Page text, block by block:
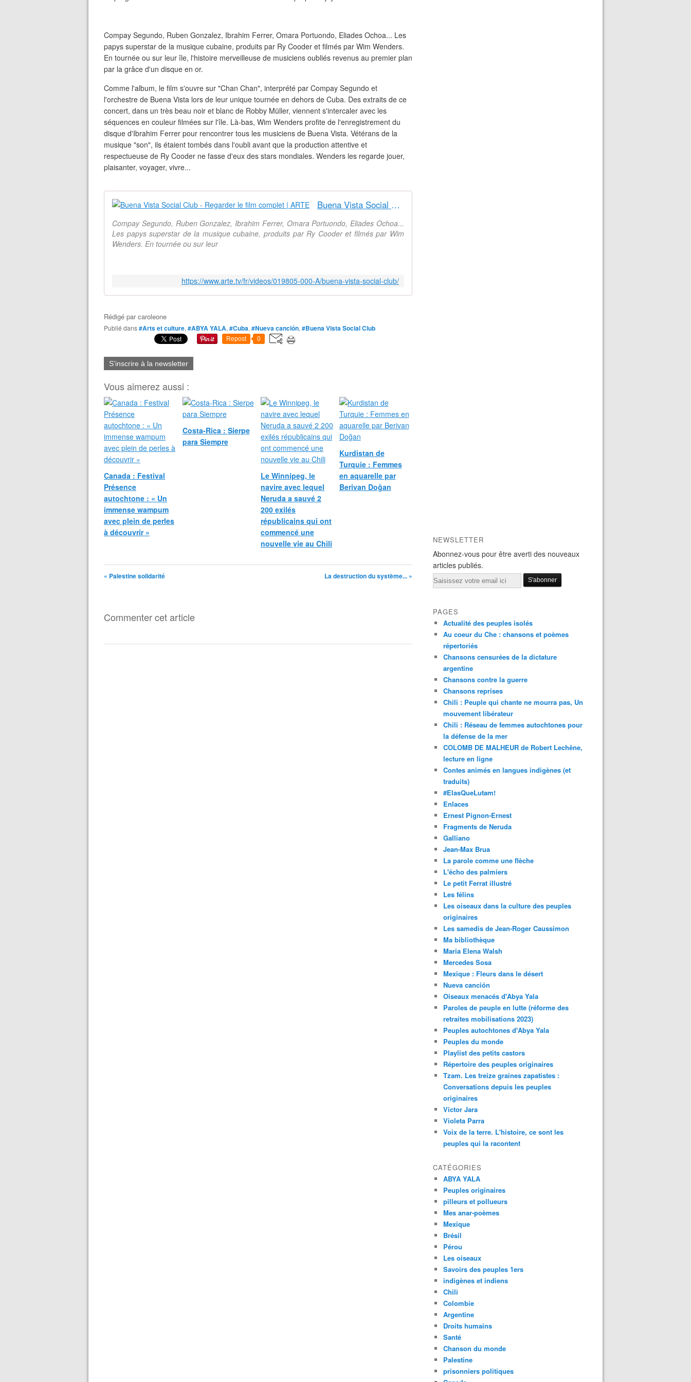
Compay Segundo, Ruben Gonzalez, Ibrahim Ferrer, Omara Portuondo, Eliades Ochoa... Les
papys superstar de la musique cubaine, produits par Ry Cooder et filmés par Wim Wenders.
En tournée ou sur leur île, l'histoire merveilleuse de musiciens oubliés revenus au premier plan
par la grâce d'un disque en or.
Comme l'album, le film s'ouvre sur "Chan Chan", interprété par Compay Segundo et
l'orchestre de Buena Vista lors de leur unique tournée en dehors de Cuba. Des extraits de ce
concert, dans un très beau noir et blanc de Robby Müller, viennent s'intercaler avec les
séquences en couleur filmées sur l'île. Là-bas, Wim Wenders profite de l'enregistrement du
disque d'Ibrahim Ferrer pour rencontrer tous les musiciens de Buena Vista. Vétérans de la
musique "son", ils étaient tombés dans l'oubli avant que la production attentive et
respectueuse de Ry Cooder ne fasse d'eux des stars mondiales. Wenders les regarde jouer,
plaisanter, voyager, vivre...
Buena Vista Social Club - Regarder le film complet | ARTE
Compay Segundo, Ruben Gonzalez, Ibrahim Ferrer, Omara Portuondo, Eliades Ochoa...
Les papys superstar de la musique cubaine, produits par Ry Cooder et filmés par Wim
Wenders. En tournée ou sur leur
https://www.arte.tv/fr/videos/019805-000-A/buena-vista-social-club/
Rédigé parcaroleone
Publié dans#Arts et culture, #ABYA YALA, #Cuba, #Nueva canción, #Buena Vista Social Club
Repost 0
S'inscrire à la newsletter
Vous aimerez aussi :
Canada : Festival
Présence
autochtone : « Un
immense wampum
avec plein de perles
à découvrir »
Costa-Rica : Sierpe
para Siempre
Le Winnipeg, le
navire avec lequel
Neruda a sauvé 2
200 exilés
républicains qui ont
commencé une
nouvelle vie au Chili
Kurdistan de
Turquie : Femmes
en aquarelle par
Berivan Doğan
« Palestine solidarité La destruction du système... »
Commenter cet article
NEWSLETTER
Abonnez-vous pour être averti des nouveaux
articles publiés.
Email
PAGES
Actualité des peuples isolés
Au coeur du Che : chansons et poèmes
répertoriés
Chansons censurées de la dictature
argentine
Chansons contre la guerre
Chansons reprises
Chili : Peuple qui chante ne mourra pas, Un
mouvement libérateur
Chili : Réseau de femmes autochtones pour
la défense de la mer
COLOMB DE MALHEUR de Robert Lechêne,
lecture en ligne
Contes animés en langues indigènes (et
traduits)
#ElasQueLutam!
Enlaces
Ernest Pignon-Ernest
Fragments de Neruda
Galliano
Jean-Max Brua
La parole comme une flèche
L'écho des palmiers
Le petit Ferrat illustré
Les félins
Les oiseaux dans la culture des peuples
originaires
Les samedis de Jean-Roger Caussimon
Ma bibliothèque
Maria Elena Walsh
Mercedes Sosa
Mexique : Fleurs dans le désert
Nueva canción
Oiseaux menacés d'Abya Yala
Paroles de peuple en lutte (réforme des
retraites mobilisations 2023)
Peuples autochtones d'Abya Yala
Peuples du monde
Playlist des petits castors
Répertoire des peuples originaires
Tzam. Les treize graines zapatistes :
Conversations depuis les peuples
originaires
Victor Jara
Violeta Parra
Voix de la terre. L'histoire, ce sont les
peuples qui la racontent
CATÉGORIES
ABYA YALA
Peuples originaires
pilleurs et pollueurs
Mes anar-poèmes
Mexique
Brésil
Pérou
Les oiseaux
Savoirs des peuples 1ers
indigènes et indiens
Chili
Colombie
Argentine
Droits humains
Santé
Chanson du monde
Palestine
prisonniers politiques